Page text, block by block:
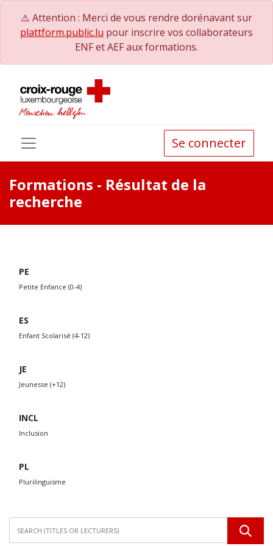
⚠️ Attention : Merci de vous rendre dorénavant sur
plattform.public.lu pour inscrire vos collaborateurs
ENF et AEF aux formations.
Se connecter
Formations - Résultat de la
recherche
PE
Petite Enfance (0-4)
ES
Enfant Scolarisé (4-12)
JE
Jeunesse (+12)
INCL
Inclusion
PL
Plurilinguisme